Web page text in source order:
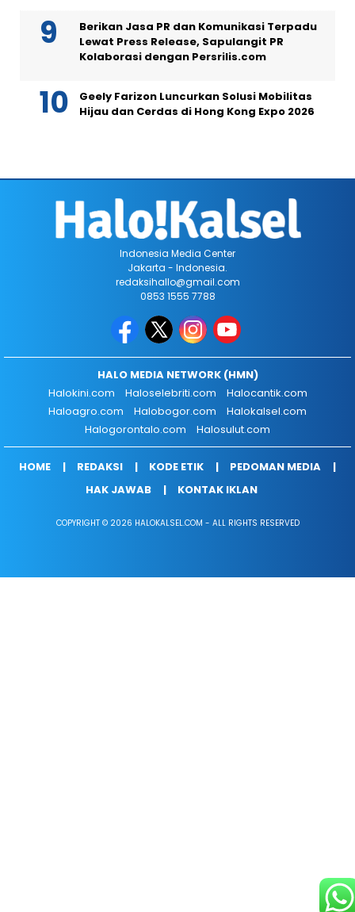
Berikan Jasa PR dan Komunikasi Terpadu
Lewat Press Release, Sapulangit PR
Kolaborasi dengan Persrilis.com
Geely Farizon Luncurkan Solusi Mobilitas
Hijau dan Cerdas di Hong Kong Expo 2026
Indonesia Media Center
Jakarta - Indonesia.
redaksihallo@gmail.com
0853 1555 7788
HALO MEDIA NETWORK (HMN)
Halokini.com
Haloselebriti.com
Halocantik.com
Haloagro.com
Halobogor.com
Halokalsel.com
Halogorontalo.com
Halosulut.com
HOME REDAKSI KODE ETIK
PEDOMAN MEDIA
HAK JAWAB
KONTAK IKLAN
COPYRIGHT © 2026 HALOKALSEL.COM - ALL RIGHTS RESERVED